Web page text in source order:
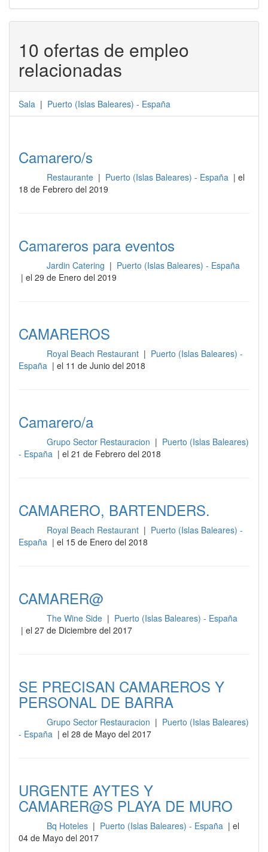
10 ofertas de empleo
relacionadas
Sala | Puerto (Islas Baleares) - España
Camarero/s
Restaurante | Puerto (Islas Baleares) - España | el
18 de Febrero del 2019
Camareros para eventos
Jardin Catering | Puerto (Islas Baleares) - España
| el 29 de Enero del 2019
CAMAREROS
Royal Beach Restaurant | Puerto (Islas Baleares) -
España | el 11 de Junio del 2018
Camarero/a
Grupo Sector Restauracion | Puerto (Islas Baleares)
- España | el 21 de Febrero del 2018
CAMARERO, BARTENDERS.
Royal Beach Restaurant | Puerto (Islas Baleares) -
España | el 15 de Enero del 2018
CAMARER@
The Wine Side | Puerto (Islas Baleares) - España
| el 27 de Diciembre del 2017
SE PRECISAN CAMAREROS Y
PERSONAL DE BARRA
Grupo Sector Restauracion | Puerto (Islas Baleares)
- España | el 28 de Mayo del 2017
URGENTE AYTES Y
CAMARER@S PLAYA DE MURO
Bq Hoteles | Puerto (Islas Baleares) - España | el
04 de Mayo del 2017